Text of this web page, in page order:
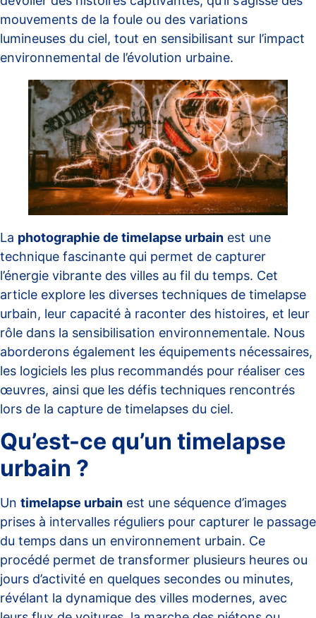
mouvements de la foule ou des variations
lumineuses du ciel, tout en sensibilisant sur l’impact
environnemental de l’évolution urbaine.
La photographie de timelapse urbain est une
technique fascinante qui permet de capturer
l’énergie vibrante des villes au fil du temps. Cet
article explore les diverses techniques de timelapse
urbain, leur capacité à raconter des histoires, et leur
rôle dans la sensibilisation environnementale. Nous
aborderons également les équipements nécessaires,
les logiciels les plus recommandés pour réaliser ces
œuvres, ainsi que les défis techniques rencontrés
lors de la capture de timelapses du ciel.
Qu’est-ce qu’un timelapse
urbain ?
Un timelapse urbain est une séquence d’images
prises à intervalles réguliers pour capturer le passage
du temps dans un environnement urbain. Ce
procédé permet de transformer plusieurs heures ou
jours d’activité en quelques secondes ou minutes,
révélant la dynamique des villes modernes, avec